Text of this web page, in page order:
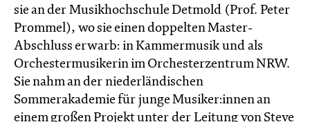
sie an der Musikhochschule Detmold (Prof. Peter
Prommel), wo sie einen doppelten Master-
Abschluss erwarb: in Kammermusik und als
Orchestermusikerin im Orchesterzentrum NRW.
Sie nahm an der niederländischen
Sommerakademie für junge Musiker:innen an
einem großen Projekt unter der Leitung von Steve